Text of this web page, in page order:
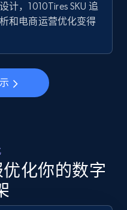
Gtin,
reviews, and
立即开始
products by
Gtin,
reviews, and
计，1010Tires SKU 追
和电商运营优化变得
优化你的数字